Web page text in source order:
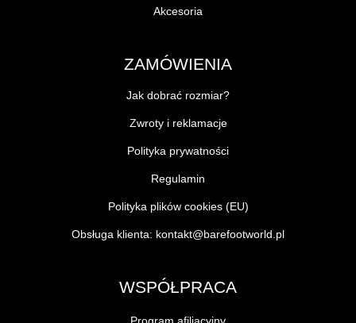
Akcesoria
ZAMÓWIENIA
Jak dobrać rozmiar?
Zwroty i reklamacje
Polityka prywatności
Regulamin
Polityka plików cookies (EU)
Obsługa klienta: kontakt@barefootworld.pl
WSPÓŁPRACA